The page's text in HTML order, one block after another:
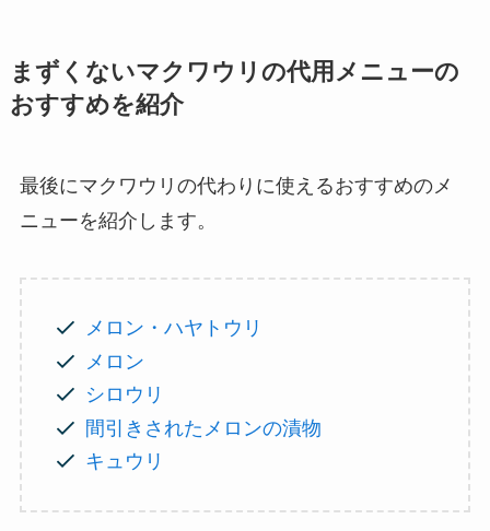
まずくないマクワウリの代用メニューの
おすすめを紹介
最後にマクワウリの代わりに使えるおすすめのメ
ニューを紹介します。
メロン・ハヤトウリ
メロン
シロウリ
間引きされたメロンの漬物
キュウリ